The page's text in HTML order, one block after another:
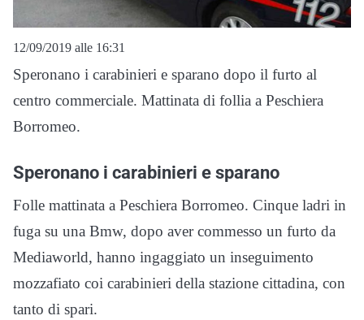
12/09/2019 alle 16:31
Speronano i carabinieri e sparano dopo il furto al
centro commerciale. Mattinata di follia a Peschiera
Borromeo.
Speronano i carabinieri e sparano
Folle mattinata a Peschiera Borromeo. Cinque ladri in
fuga su una Bmw, dopo aver commesso un furto da
Mediaworld, hanno ingaggiato un inseguimento
mozzafiato coi carabinieri della stazione cittadina, con
tanto di spari.